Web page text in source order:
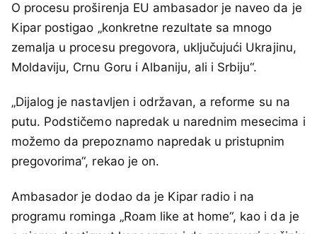
O procesu proširenja EU ambasador je naveo da je
Kipar postigao „konkretne rezultate sa mnogo
zemalja u procesu pregovora, uključujući Ukrajinu,
Moldaviju, Crnu Goru i Albaniju, ali i Srbiju“.
„Dijalog je nastavljen i održavan, a reforme su na
putu. Podstičemo napredak u narednim mesecima i
možemo da prepoznamo napredak u pristupnim
pregovorima“, rekao je on.
Ambasador je dodao da je Kipar radio i na
programu rominga „Roam like at home“, kao i da je